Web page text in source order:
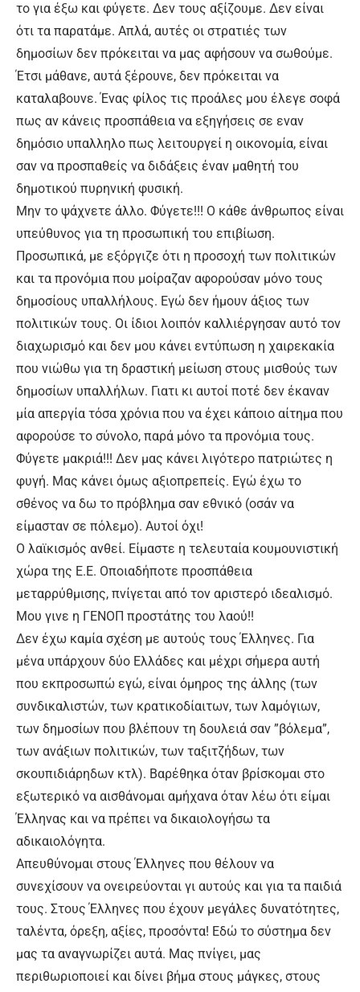
το για έξω και φύγετε. Δεν τους αξίζουμε. Δεν είναι
ότι τα παρατάμε. Απλά, αυτές οι στρατιές των
δημοσίων δεν πρόκειται να μας αφήσουν να σωθούμε.
Έτσι μάθανε, αυτά ξέρουνε, δεν πρόκειται να
καταλαβουνε. Ένας φίλος τις προάλες μου έλεγε σοφά
πως αν κάνεις προσπάθεια να εξηγήσεις σε εναν
δημόσιο υπαλληλο πως λειτουργεί η οικονομία, είναι
σαν να προσπαθείς να διδάξεις έναν μαθητή του
δημοτικού πυρηνική φυσική.
Μην το ψάχνετε άλλο. Φύγετε!!! Ο κάθε άνθρωπος είναι
υπεύθυνος για τη προσωπική του επιβίωση.
Προσωπικά, με εξόργιζε ότι η προσοχή των πολιτικών
και τα προνόμια που μοίραζαν αφορούσαν μόνο τους
δημοσίους υπαλλήλους. Εγώ δεν ήμουν άξιος των
πολιτικών τους. Οι ίδιοι λοιπόν καλλιέργησαν αυτό τον
διαχωρισμό και δεν μου κάνει εντύπωση η χαιρεκακία
που νιώθω για τη δραστική μείωση στους μισθούς των
δημοσίων υπαλλήλων. Γιατι κι αυτοί ποτέ δεν έκαναν
μία απεργία τόσα χρόνια που να έχει κάποιο αίτημα που
αφορούσε το σύνολο, παρά μόνο τα προνόμια τους.
Φύγετε μακριά!!! Δεν μας κάνει λιγότερο πατριώτες η
φυγή. Μας κάνει όμως αξιοπρεπείς. Εγώ έχω το
σθένος να δω το πρόβλημα σαν εθνικό (οσάν να
είμασταν σε πόλεμο). Αυτοί όχι!
Ο λαϊκισμός ανθεί. Είμαστε η τελευταία κουμουνιστική
χώρα της Ε.Ε. Οποιαδήποτε προσπάθεια
μεταρρύθμισης, πνίγεται από τον αριστερό ιδεαλισμό.
Μου γινε η ΓΕΝΟΠ προστάτης του λαού!!
Δεν έχω καμία σχέση με αυτούς τους Έλληνες. Για
μένα υπάρχουν δύο Ελλάδες και μέχρι σήμερα αυτή
που εκπροσωπώ εγώ, είναι όμηρος της άλλης (των
συνδικαλιστών, των κρατικοδίαιτων, των λαμόγιων,
των δημοσίων που βλέπουν τη δουλειά σαν ”βόλεμα”,
των ανάξιων πολιτικών, των ταξιτζήδων, των
σκουπιδιάρηδων κτλ). Βαρέθηκα όταν βρίσκομαι στο
εξωτερικό να αισθάνομαι αμήχανα όταν λέω ότι είμαι
Έλληνας και να πρέπει να δικαιολογήσω τα
αδικαιολόγητα.
Απευθύνομαι στους Έλληνες που θέλουν να
συνεχίσουν να ονειρεύονται γι αυτούς και για τα παιδιά
τους. Στους Έλληνες που έχουν μεγάλες δυνατότητες,
ταλέντα, όρεξη, αξίες, προσόντα! Εδώ το σύστημα δεν
μας τα αναγνωρίζει αυτά. Μας πνίγει, μας
περιθωριοποιεί και δίνει βήμα στους μάγκες, στους